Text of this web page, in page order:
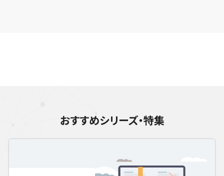
おすすめシリーズ・特集